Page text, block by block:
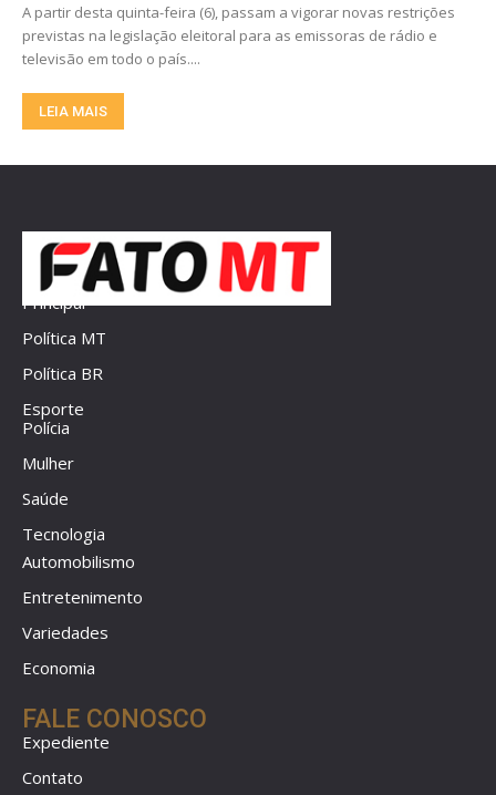
A partir desta quinta-feira (6), passam a vigorar novas restrições
previstas na legislação eleitoral para as emissoras de rádio e
televisão em todo o país....
LEIA MAIS
Principal
Política MT
Política BR
Esporte
Polícia
Mulher
Saúde
Tecnologia
Automobilismo
Entretenimento
Variedades
Economia
FALE CONOSCO
Expediente
Contato